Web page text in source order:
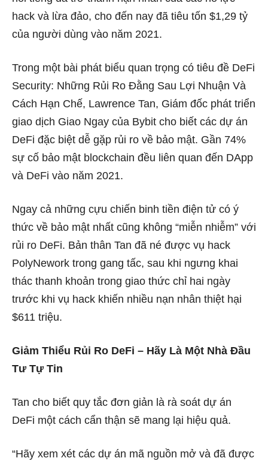
hack và lừa đảo, cho đến nay đã tiêu tốn $1,29 tỷ
của người dùng vào năm 2021.
Trong một bài phát biểu quan trọng có tiêu đề DeFi
Security: Những Rủi Ro Đằng Sau Lợi Nhuận Và
Cách Hạn Chế, Lawrence Tan, Giám đốc phát triển
giao dịch Giao Ngay của Bybit cho biết các dự án
DeFi đặc biệt dễ gặp rủi ro về bảo mật. Gần 74%
sự cố bảo mật blockchain đều liên quan đến DApp
và DeFi vào năm 2021.
Ngay cả những cựu chiến binh tiền điện tử có ý
thức về bảo mật nhất cũng không “miễn nhiễm” với
rủi ro DeFi. Bản thân Tan đã né được vụ hack
PolyNework trong gang tấc, sau khi ngưng khai
thác thanh khoản trong giao thức chỉ hai ngày
trước khi vụ hack khiến nhiều nạn nhân thiệt hại
$611 triệu.
Giảm Thiểu Rủi Ro DeFi – Hãy Là Một Nhà Đầu
Tư Tự Tin
Tan cho biết quy tắc đơn giản là rà soát dự án
DeFi một cách cẩn thận sẽ mang lại hiệu quả.
“Hãy xem xét các dự án mã nguồn mở và đã được